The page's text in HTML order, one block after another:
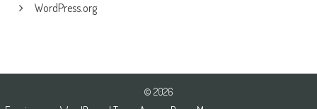
WordPress.org
© 2026